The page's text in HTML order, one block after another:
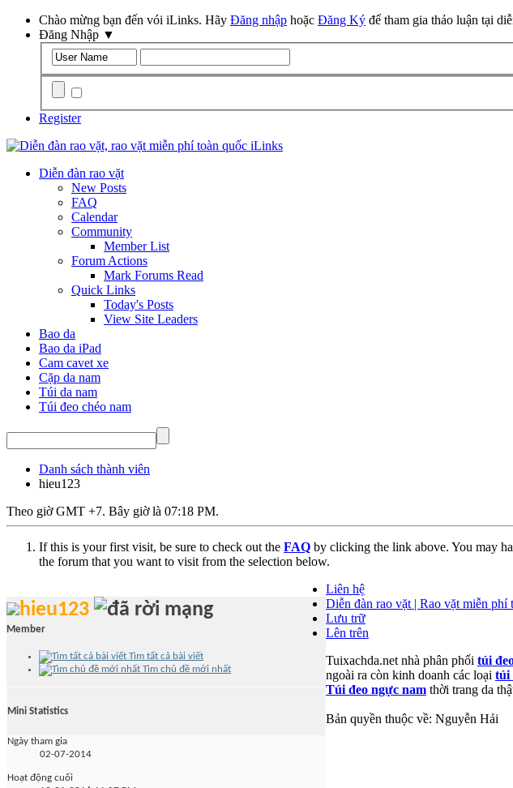
Chào mừng bạn đến vói iLinks. Hãy Đăng nhập hoặc Đăng Ký để tham gia thảo luận tại
Đăng Nhập ▼
Register
Diễn đàn rao vặt
New Posts
FAQ
Calendar
Community
Member List
Forum Actions
Mark Forums Read
Quick Links
Today's Posts
View Site Leaders
Bao da
Bao da iPad
Cam cavet xe
Cặp da nam
Túi da nam
Túi đeo chéo nam
Danh sách thành viên
hieu123
Theo giờ GMT +7. Bây giờ là 07:18 PM.
If this is your first visit, be sure to check out the FAQ by clicking the link above. You may
the forum that you want to visit from the selection below.
hieu123
Member
Tìm tất cả bài viết
Tìm chủ đề mới nhất
Mini Statistics
Ngày tham gia
02-07-2014
Hoạt động cuối
Liên hệ
Diễn đàn rao vặt | Rao vặt miễn phí
Lưu trữ
Lên trên
Tuixachda.net nhà phân phối túi
ngoài ra còn kinh doanh các loại túi
Túi đeo ngực nam thời trang da
Bản quyền thuộc về: Nguyễn Hải